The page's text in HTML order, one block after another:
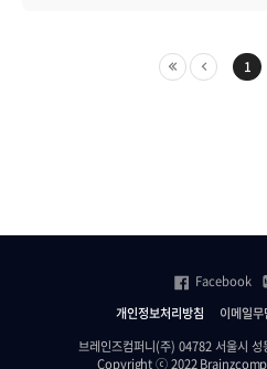
소감을 전하기도 했습니다. 브레인즈컴퍼니는 앞으로도 구성원들이
일과 삶의 균형을 유지하고 가족과 소
지인을 초대한 임직원분들에 한하여 선
브레인저와 함께하는 소중한 분들과
연극 내용은 살인범이 정해져 있는 것
통해 범인으로 지목하는 전개로 이어
방지를 위해 범인이 연극마다 달라진
재미있었답니다. 무엇보다 소중한 사
1
개인정보처리방침 이메일
브레인즈컴퍼니(주) 04782 서울시
Copyright ⓒ 2022
Facebook